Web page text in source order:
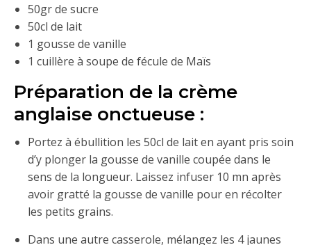
50gr de sucre
50cl de lait
1 gousse de vanille
1 cuillère à soupe de fécule de Maïs
Préparation de la crème
anglaise onctueuse :
Portez à ébullition les 50cl de lait en ayant pris soin
d’y plonger la gousse de vanille coupée dans le
sens de la longueur. Laissez infuser 10 mn après
avoir gratté la gousse de vanille pour en récolter
les petits grains.
Dans une autre casserole, mélangez les 4 jaunes